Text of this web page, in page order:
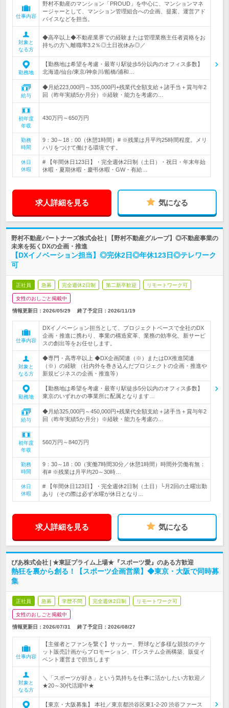
仕事内容
野村不動産のマンション「PROUD」を中心に、マンションマネ
ージャーとして、マンション管理組合への企画、提案、運営アド
バイスなどを担当。
対象と
なる方
◆高卒以上◆不動産業界での経験または管理業務主任者資格をお
持ちの方＼離職率3.2％◎土日祝休み◎／
勤務地
【勤務地は希望を考慮・最寄り駅徒歩5分以内のオフィス多数】
北海道/仙台/東京/神奈川/船橋/浦和…
給与
◆月給223,000円～335,000円+残業代全額支給＋諸手当＋賞与年2
回（昨年実績5か月分）※経験・能力を考慮の…
初年度
年収
430万円～650万円
勤務
時間
9：30～18：00（休憩1時間）# ※残業は月平均25時間程度。メリ
ハリをつけて働ける環境です。
休日
休暇
# 【年間休日123日】・完全週休2日制（土日）・祝日・年末年始
休暇・夏期休暇・慶弔休暇・GW・有給…
求人詳細を見る 気になる
野村不動産パートナーズ株式会社 | 【野村不動産グループ】◎不動産事業の
未来を拓くDXの企画・推進
【DXイノベーション担当】◎完休2日◎年休123日◎テレワーク
可
正社員 急募 完全週休2日制 第二新卒歓迎 リモートワーク可
女性のおしごと掲載中
情報更新日：2026/05/29 終了予定日： 2026/11/19
仕事内容
DXイノベーション担当として、プロジェクトベースで全社のDX
企画・推進に携わり、事業の構造変革、業務の効率化、新サービ
スの創出等をお任せします。
対象と
なる方
◆専門・高専卒以上 ◆DX企画関連（※）またはDX推進関連
（※）の経験 （社内外を巻き込んだプロジェクトの企画・推進や
新規ビジネスの企画・推進等）
勤務地
【勤務地は希望を考慮・最寄り駅徒歩5分以内のオフィス多数】
東京のいずれかの事業所に配属となります…
給与
◆月給325,000円～450,000円+残業代全額支給＋諸手当＋賞与年2
回（昨年実績5か月分）※経験・能力を考慮の…
初年度
年収
560万円～840万円
勤務
時間
9：30～18：00（実働7時間30分／休憩1時間）時間外労働有無：
有# ※残業は月平均20～30時…
休日
休暇
# 【年間休日123日】・完全週休2日制（土日）└月2回の土曜出勤
あり（その際は必ず水曜が休日となり…
求人詳細を見る 気になる
ぴあ株式会社 | ★東証プライム上場★『スポーツ愛』のある方歓迎
熱狂を裏から創る！【スポーツ企画営業】◆東京・大阪で同時募
集
正社員 急募 学歴不問 完全週休2日制 リモートワーク可
女性のおしごと掲載中
情報更新日：2026/07/31 終了予定日： 2026/08/27
仕事内容
【主催者とファンを繋ぐ】サッカー、野球など多様な競技のチケ
ット販売計画からプロモーション、ITシステム企画構築、販促イ
ベント運営まで担当します
対象と
なる方
＼「スポーツが好き」という気持ちを仕事に活かしたい方歓迎／
★20～30代活躍中★
【東京・大阪募集】 本社／東京都渋谷区東1-2-20 渋谷ファース